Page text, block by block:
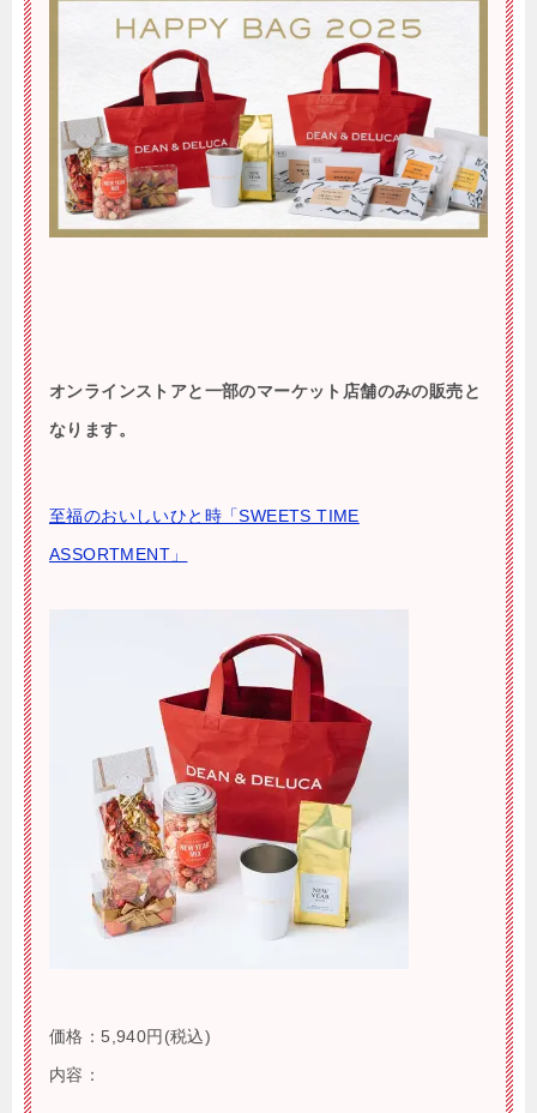
オンラインストアと一部のマーケット店舗のみの販売と
なります。
至福のおいしいひと時「SWEETS TIME
ASSORTMENT」
価格：5,940円 (税込)
内容：